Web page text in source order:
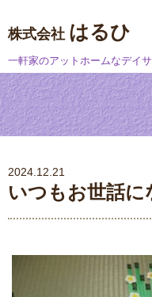
株式会社 はるひ
一軒家のアットホームなデイ
2024.12.21
いつもお世話に